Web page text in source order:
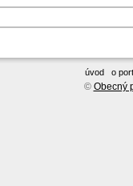
úvod o
© Obecný